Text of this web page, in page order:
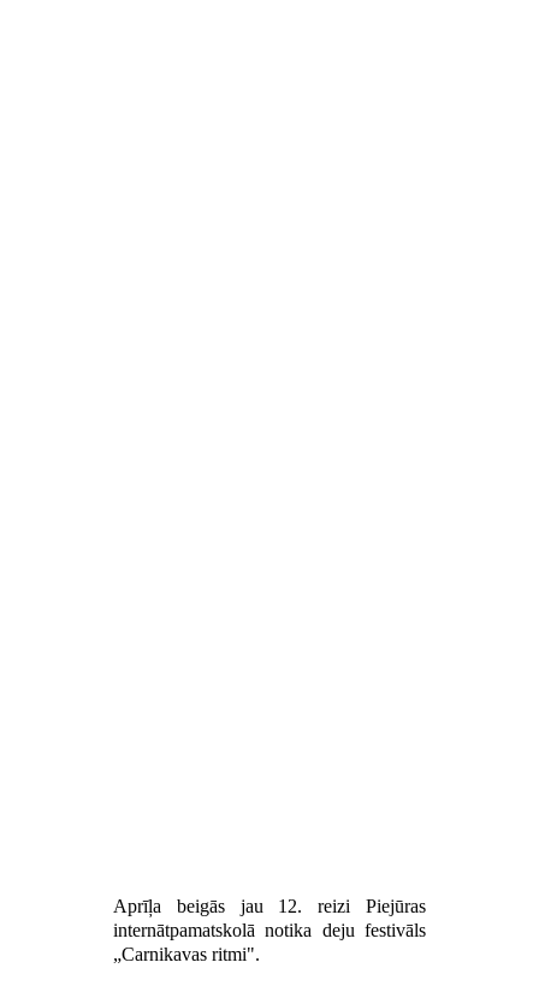
Aprīļa beigās jau 12. reizi Piejūras
internātpamatskolā notika deju festivāls
„Carnikavas ritmi".